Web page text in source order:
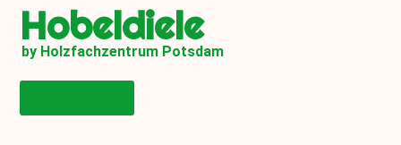
Hobeldiele
by Holzfachzentrum Potsdam